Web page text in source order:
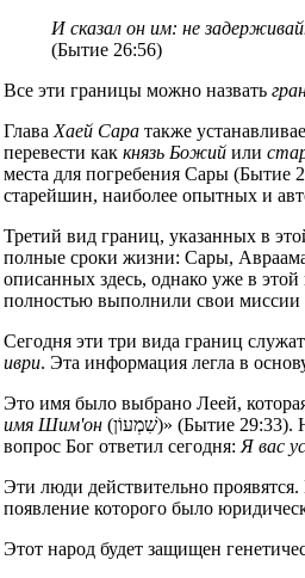
И сказал он им: не
(Бытие 26:56)
Все эти границы можно назвать
Глава Хаей Сара также
перевести как князь Божий или
места для погребения Сары (Бытие
старейшин, наиболее опытных и
Третий вид границ, указанных в
полные сроки жизни: Сары,
описанных здесь, однако уже в
полностью выполнили свои миссии
Сегодня эти три вида границ
иври. Эта информация легла в
Это имя было выбрано Леей, которая
имя Шим'он (שִׁמְעוֹן)» (Бытие 29:33). Наш постоянный вопрос к Богу: где они, люди 8-го Дня, будущие переходящие? На этот
вопрос Бог ответил сегодня: Я вас
Эти люди действительно
появление которого было
Этот народ будет защищен